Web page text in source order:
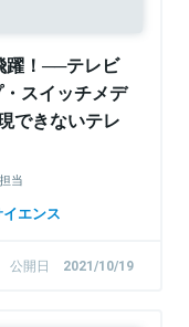
躍！──テレビ
スイッチメデ
できないテレ
当
エンス
公開日 2021/10/19